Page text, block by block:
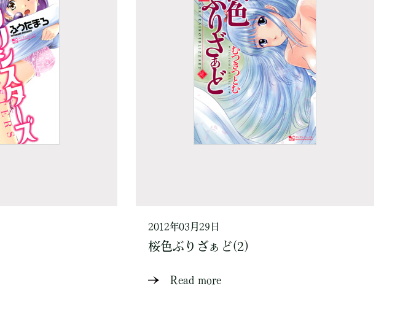
2012年03月29日
桜色ぶりざぁど(2)
Read more